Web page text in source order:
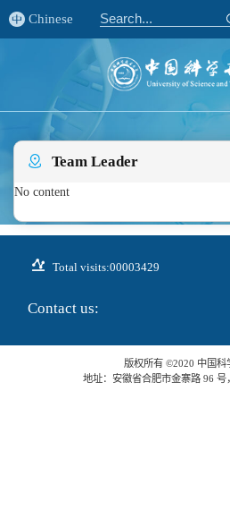
Chinese
Team Leader
No content
Total visits:00003429
Contact us:
版权所有 ©2020 中国科
地址：安徽省合肥市金寨路 96 号